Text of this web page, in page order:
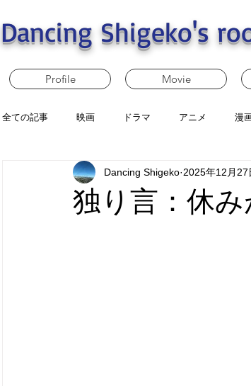
Dancing Shigeko's
Profile Movie
全ての記事 映画 ドラマ アニメ 漫
独り言：休み
Dancing Shigeko 2025年12月27